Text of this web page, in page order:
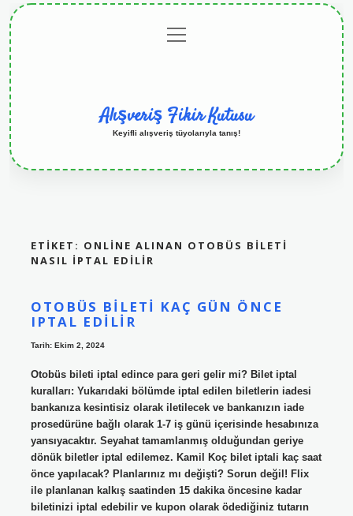
menüyü
aç
Alışveriş Fikir Kutusu
Keyifli alışveriş tüyolarıyla tanış!
ETIKET: ONLINE ALINAN OTOBÜS BILETI
NASIL IPTAL EDILIR
OTOBÜS BILETI KAÇ GÜN ÖNCE
IPTAL EDILIR
Tarih: Ekim 2, 2024
Otobüs bileti iptal edince para geri gelir mi? Bilet iptal
kuralları: Yukarıdaki bölümde iptal edilen biletlerin iadesi
bankanıza kesintisiz olarak iletilecek ve bankanızın iade
prosedürüne bağlı olarak 1-7 iş günü içerisinde hesabınıza
yansıyacaktır. Seyahat tamamlanmış olduğundan geriye
dönük biletler iptal edilemez. Kamil Koç bilet iptali kaç saat
önce yapılacak? Planlarınız mı değişti? Sorun değil! Flix
ile planlanan kalkış saatinden 15 dakika öncesine kadar
biletinizi iptal edebilir ve kupon olarak ödediğiniz tutarın